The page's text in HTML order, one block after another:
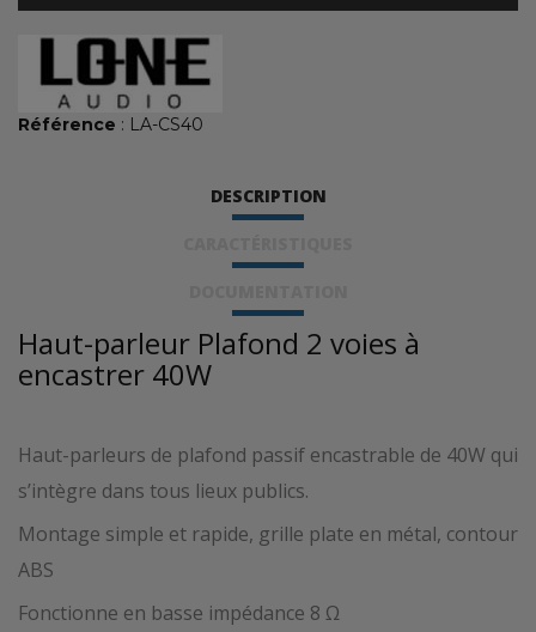
Référence : LA-CS40
DESCRIPTION
Haut-parleur Plafond 2 voies à
encastrer 40W
Haut-parleurs de plafond passif encastrable de 40W qui
s’intègre dans tous lieux publics.
Montage simple et rapide, grille plate en métal, contour
ABS
Fonctionne en basse impédance 8 Ω